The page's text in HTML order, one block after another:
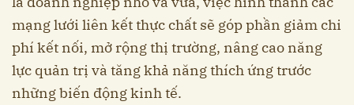
mạng lưới liên kết thực chất sẽ góp phần giảm chi
phí kết nối, mở rộng thị trường, nâng cao năng
lực quản trị và tăng khả năng thích ứng trước
những biến động kinh tế.